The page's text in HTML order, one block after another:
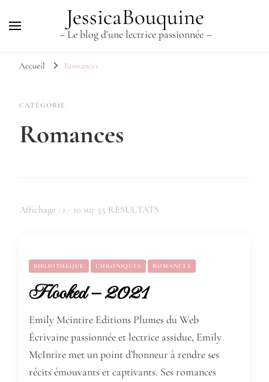
JessicaBouquine
– Le blog d'une lectrice passionnée –
Accueil Romances
CATÉGORIE
Romances
Affichage : 1 - 10 sur 55 RÉSULTATS
BIBLIOTHÈQUE CHRONIQUES ROMANCES
Hooked – 2021
Emily Mcintire Editions Plumes du Web
Écrivaine passionnée et lectrice assidue, Emily
McIntire met un point d’honneur à rendre ses
récits émouvants et captivants. Ses romances